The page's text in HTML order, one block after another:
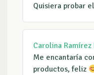
Quisiera probar
Carolina Ramírez
Me encantaría
productos, feliz